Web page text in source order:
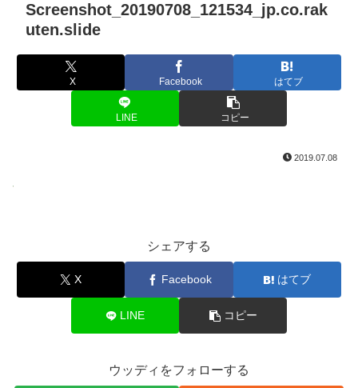
Screenshot_20190708_121534_jp.co.rak
uten.slide
X Facebook はてブ
LINE コピー
2019.07.08
シェアする
X Facebook はてブ
LINE コピー
ウッディをフォローする